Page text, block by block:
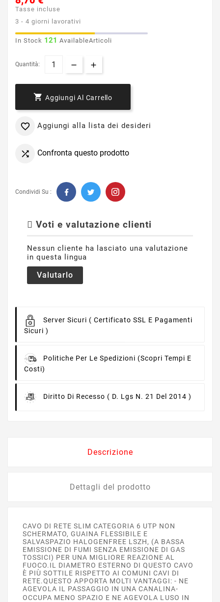
Tasse incluse
3 - 4 giorni lavorativi
In Stock 121 AvailableArticoli
Quantità:
 Aggiungi Al Carrello
 Aggiungi alla lista dei desideri
 Confronta questo prodotto
Condividi Su :
Voti e valutazione clienti
Nessun cliente ha lasciato una valutazione
in questa lingua
Valutarlo
Server Sicuri ( Certificato SSL E Pagamenti
Sicuri )
Politiche Per Le Spedizioni (scopri Tempi E
Costi)
Diritto Di Recesso ( D. Lgs N. 21 Del 2014 )
Descrizione
Dettagli del prodotto
CAVO DI RETE SLIM CATEGORIA 6 UTP NON
SCHERMATO, GUAINA FLESSIBILE E
SALVASPAZIO HALOGENFREE LSZH, (A BASSA
EMISSIONE DI FUMI SENZA EMISSIONE DI GAS
TOSSICI) PER UNA MIGLIORE REAZIONE AL
FUOCO.IL DIAMETRO ESTERNO DI QUESTO CAVO
È PIÙ SOTTILE RISPETTO AI COMUNI CAVI DI
RETE.QUESTO APPORTA MOLTI VANTAGGI: - NE
AGEVOLA IL PASSAGGIO IN UNA CANALINA-
OCCUPA MENO SPAZIO E NE AGEVOLA LUSO IN